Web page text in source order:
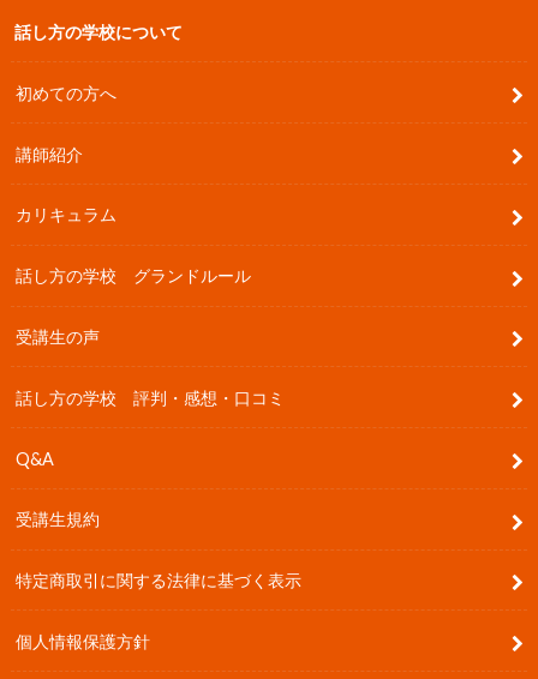
話し方の学校について
初めての方へ
講師紹介
カリキュラム
話し方の学校 グランドルール
受講生の声
話し方の学校 評判・感想・口コミ
Q&A
受講生規約
特定商取引に関する法律に基づく表示
個人情報保護方針